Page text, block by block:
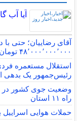
آیا آب
آقای رضاییان؛ حتی
۴۸٬۰۰۰٬۰۰۰٬۰۰۰ تومان است نه ۲۵۰٬۰۰۰٬۰۰۰٬۰۰۰
استقلال مستعمره
رئیس‌جمهور یک بدهی
راه ۱۱ استان
حملات هوایی اسراییل